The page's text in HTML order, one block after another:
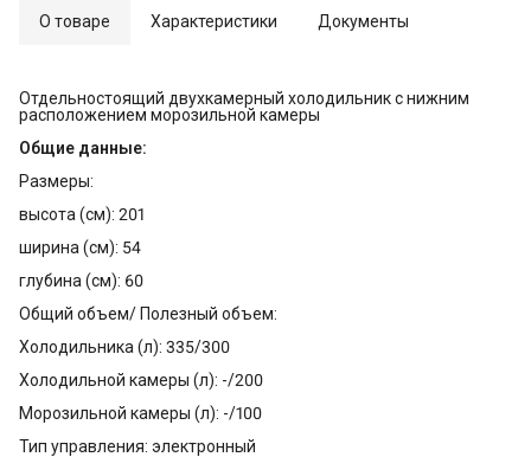
О товаре Характеристики Документы
Отдельностоящий двухкамерный холодильник с нижним
расположением морозильной камеры
Общие данные:
Размеры:
высота (см): 201
ширина (см): 54
глубина (см): 60
Общий объем/ Полезный объем:
Холодильника (л): 335/300
Холодильной камеры (л): -/200
Морозильной камеры (л): -/100
Тип управления: электронный